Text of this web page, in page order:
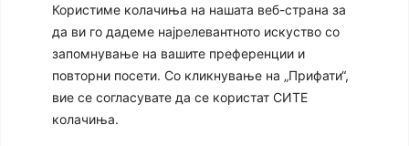
Користиме колачиња на нашата веб-страна за
да ви го дадеме најрелевантното искуство со
запомнување на вашите преференции и
повторни посети. Со кликнување на „Прифати“,
вие се согласувате да се користат СИТЕ
колачиња.